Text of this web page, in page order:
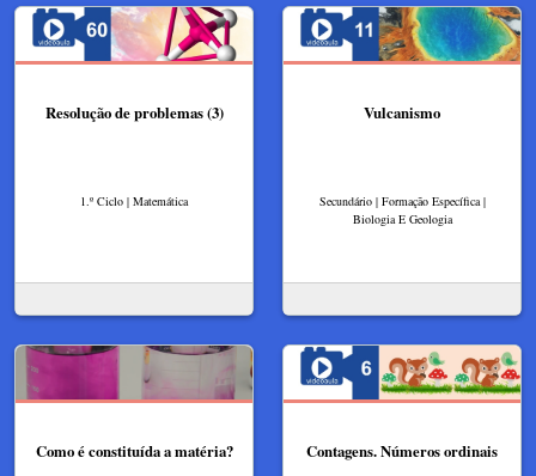
Resolução de problemas (3)
1.º Ciclo | Matemática
Vulcanismo
Secundário | Formação Específica |
Biologia E Geologia
Como é constituída a matéria? Contagens. Números ordinais